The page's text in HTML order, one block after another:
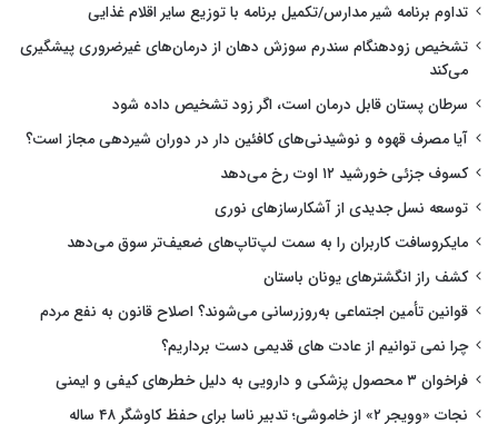
تداوم برنامه شیر مدارس/تکمیل برنامه با توزیع سایر اقلام غذایی
تشخیص زودهنگام سندرم سوزش دهان از درمان‌های غیرضروری پیشگیری
می‌کند
سرطان پستان قابل درمان است، اگر زود تشخیص داده شود
آیا مصرف قهوه و نوشیدنی‌های کافئین دار در دوران شیردهی مجاز است؟
کسوف جزئی خورشید ۱۲ اوت رخ می‌دهد
توسعه نسل جدیدی از آشکارسازهای نوری
مایکروسافت کاربران را به سمت لپ‌تاپ‌های ضعیف‌تر سوق می‌دهد
کشف راز انگشترهای یونان باستان
قوانین تأمین اجتماعی به‌روزرسانی می‌شوند؟ اصلاح قانون به نفع مردم
چرا نمی توانیم از عادت های قدیمی دست برداریم؟
فراخوان ۳ محصول پزشکی و دارویی به دلیل خطرهای کیفی و ایمنی
نجات «وویجر ۲» از خاموشی؛ تدبیر ناسا برای حفظ کاوشگر ۴۸ ساله